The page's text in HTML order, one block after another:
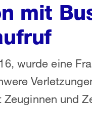
mit
wurde eine
und